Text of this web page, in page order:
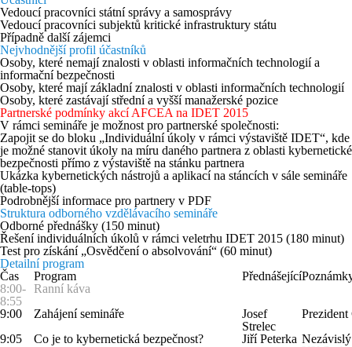
Vedoucí pracovníci státní správy a samosprávy
Vedoucí pracovníci subjektů kritické infrastruktury státu
Případně další zájemci
Nejvhodnější profil účastníků
Osoby, které nemají znalosti v oblasti informačních technologií a
informační bezpečnosti
Osoby, které mají základní znalosti v oblasti informačních technologií
Osoby, které zastávají střední a vyšší manažerské pozice
Partnerské podmínky akcí AFCEA na IDET 2015
V rámci semináře je možnost pro partnerské společnosti:
Zapojit se do bloku „Individuální úkoly v rámci výstaviště IDET“, kde
je možné stanovit úkoly na míru daného partnera z oblasti kybernetické
bezpečnosti přímo z výstaviště na stánku partnera
Ukázka kybernetických nástrojů a aplikací na stáncích v sále semináře
(table-tops)
Podrobnější informace pro partnery v PDF
Struktura odborného vzdělávacího semináře
Odborné přednášky (150 minut)
Řešení individuálních úkolů v rámci veletrhu IDET 2015 (180 minut)
Test pro získání „Osvědčení o absolvování“ (60 minut)
Detailní program
Čas
Program Přednášející
8:00-
8:55
Ranní káva
9:00
Zahájení semináře
Josef
Strelec
9:05
Co je to kybernetická bezpečnost? Jiří Peterka